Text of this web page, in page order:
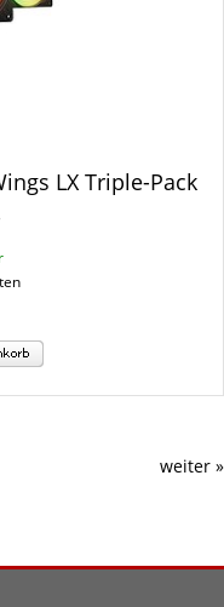
LX Triple-Pack
weiter »